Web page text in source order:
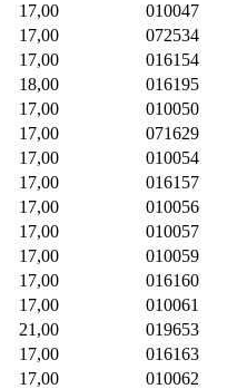
17,00
010047
17,00
072534
17,00
016154
18,00
016195
17,00
010050
17,00
071629
17,00
010054
17,00
016157
17,00
010056
17,00
010057
17,00
010059
17,00
016160
17,00
010061
21,00
019653
17,00
016163
17,00
010062